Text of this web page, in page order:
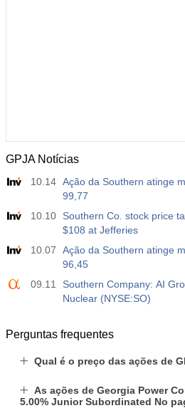
GPJA Notícias
10.14 Ação da Southern atinge
99,77
10.10
Southern Co. stock price
$108 at Jefferies
10.07
Ação da Southern atinge
96,45
09.11
Southern Company: AI
Nuclear (NYSE:SO)
Perguntas frequentes
Qual é o preço das ações de
As ações de Georgia Power
5.00% Junior Subordinated No